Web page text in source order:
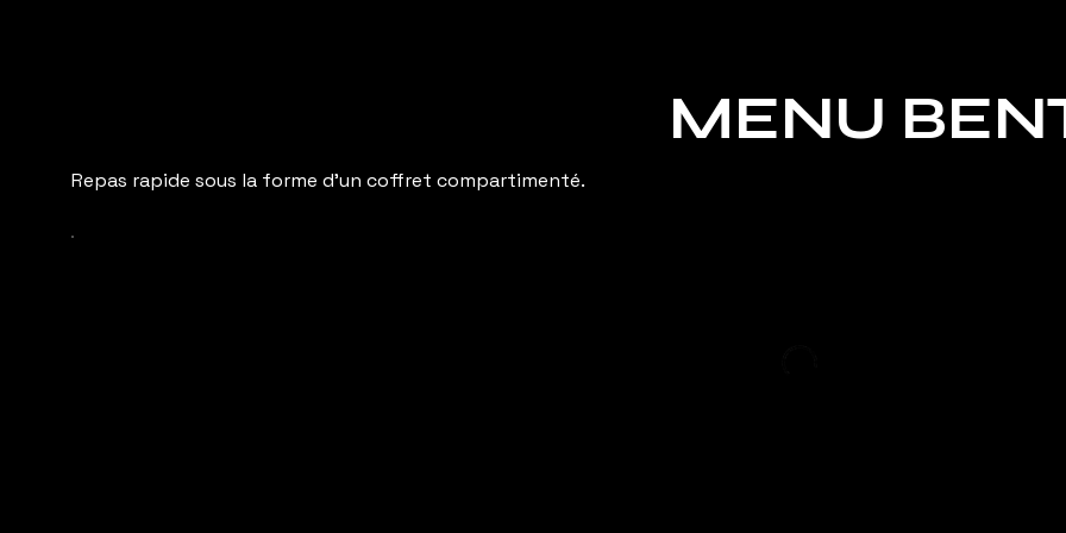
MENU
Repas rapide sous la forme d'un coffret compartimenté.